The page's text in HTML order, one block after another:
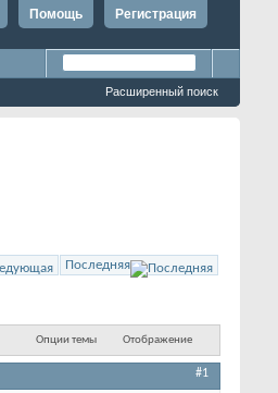
Регистрация
Помощь
Расширенный поиск
Последняя
Опции темы Отображение
#1